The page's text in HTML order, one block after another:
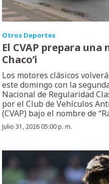
Otros Deportes
El CVAP prepara
Chaco’i
Los motores clásicos
este domingo con la
Nacional de Regularidad
por el Club de Vehículos
(CVAP) bajo el nombre de
Julio 31, 2026 05:00 p. m.